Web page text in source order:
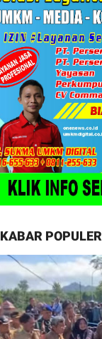
KABAR POPULER